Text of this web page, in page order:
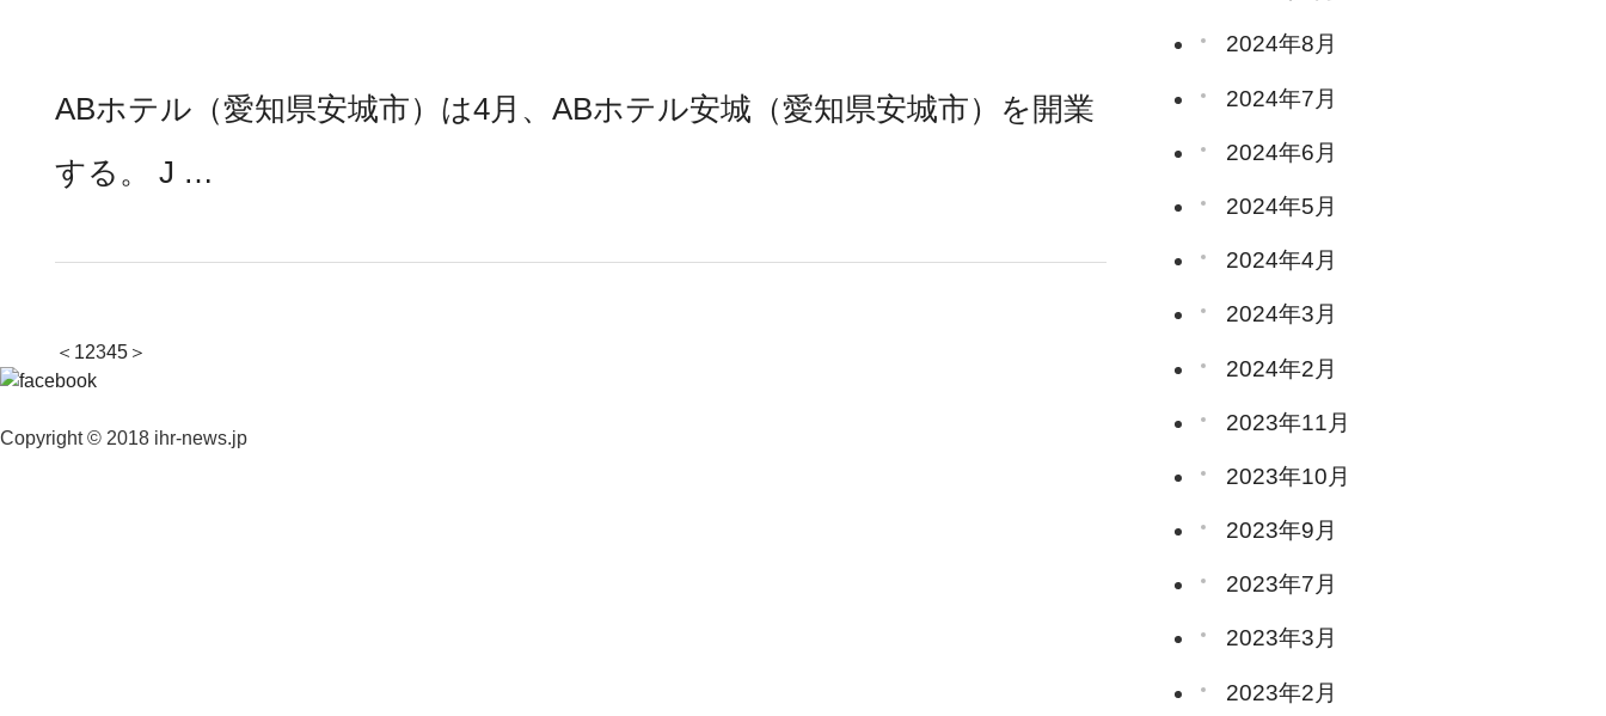
ABホテル（愛知県安城市）は4月、ABホテル安城（愛知県安城市）を開業
する。 J …
＜ 12345＞
2024年8月
2024年7月
2024年6月
2024年5月
2024年4月
2024年3月
2024年2月
2023年11月
2023年10月
2023年9月
2023年7月
2023年3月
2023年2月
Copyright © 2018 ihr-news.jp